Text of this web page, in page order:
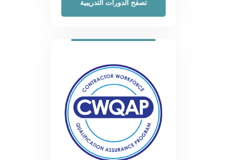
تصفح الدورات التدريبية